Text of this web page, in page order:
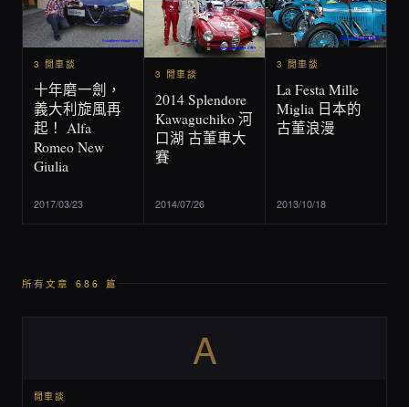
3 閒車談
十年磨一劍，
義大利旋風再
起！ Alfa
Romeo New
Giulia
2017/03/23
3 閒車談
2014 Splendore
Kawaguchiko 河
口湖 古董車大
賽
2014/07/26
3 閒車談
La Festa Mille
Miglia 日本的
古董浪漫
2013/10/18
所有文章 686 篇
A
閒車談